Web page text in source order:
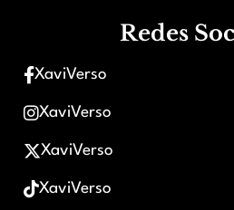
Redes
XaviVerso
XaviVerso
XaviVerso
XaviVerso